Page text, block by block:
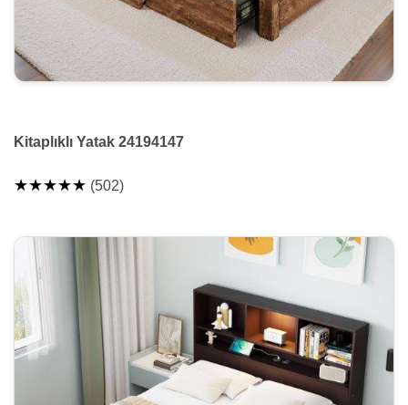
Kitaplıklı Yatak 24194147
★★★★★ (502)